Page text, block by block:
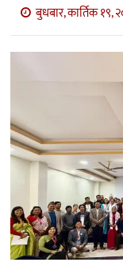
प्रविधि
खेलकुद
बुधबार, कार्तिक १९,